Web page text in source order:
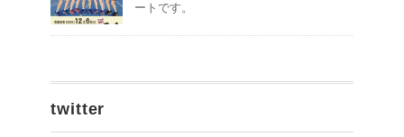
ートです。
twitter